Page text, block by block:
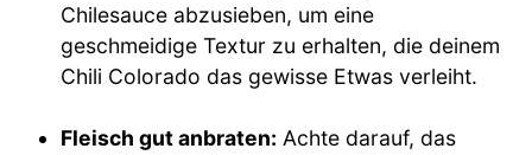
Chilesauce abzusieben, um eine
geschmeidige Textur zu erhalten, die deinem
Chili Colorado das gewisse Etwas verleiht.
Fleisch gut anbraten: Achte darauf, das